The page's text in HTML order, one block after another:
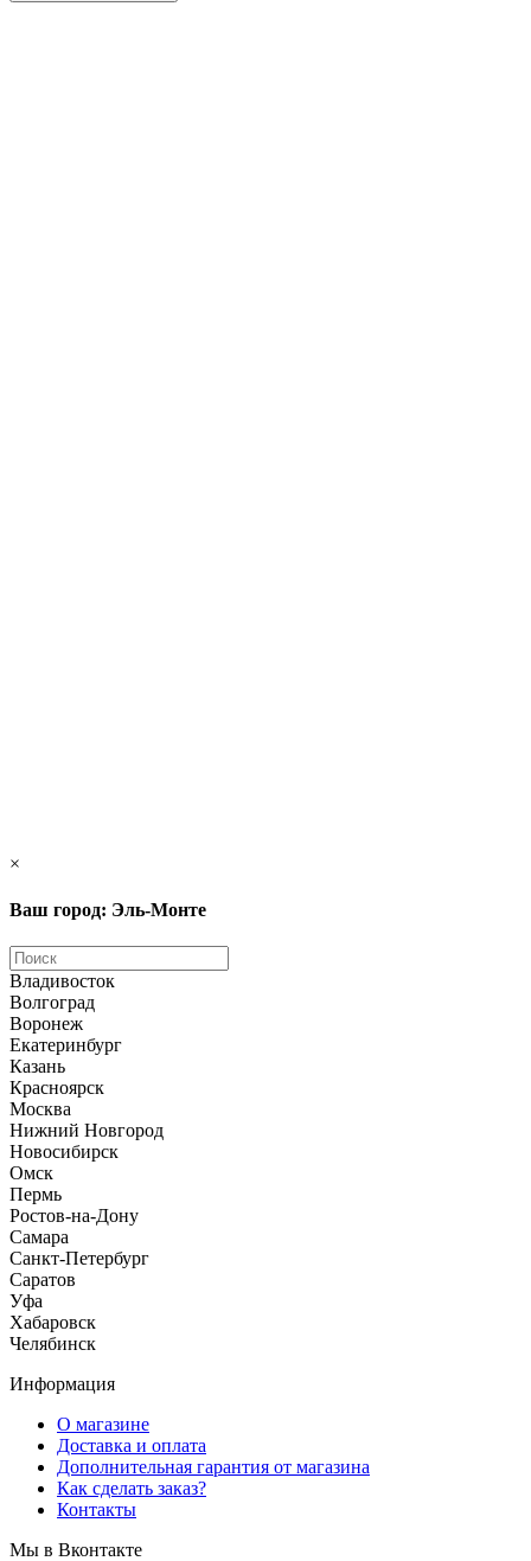
×
Ваш город: Эль-Монте
Владивосток
Волгоград
Воронеж
Екатеринбург
Казань
Красноярск
Москва
Нижний Новгород
Новосибирск
Омск
Пермь
Ростов-на-Дону
Самара
Санкт-Петербург
Саратов
Уфа
Хабаровск
Челябинск
Информация
О магазине
Доставка и оплата
Дополнительная гарантия от магазина
Как сделать заказ?
Контакты
Мы в Вконтакте